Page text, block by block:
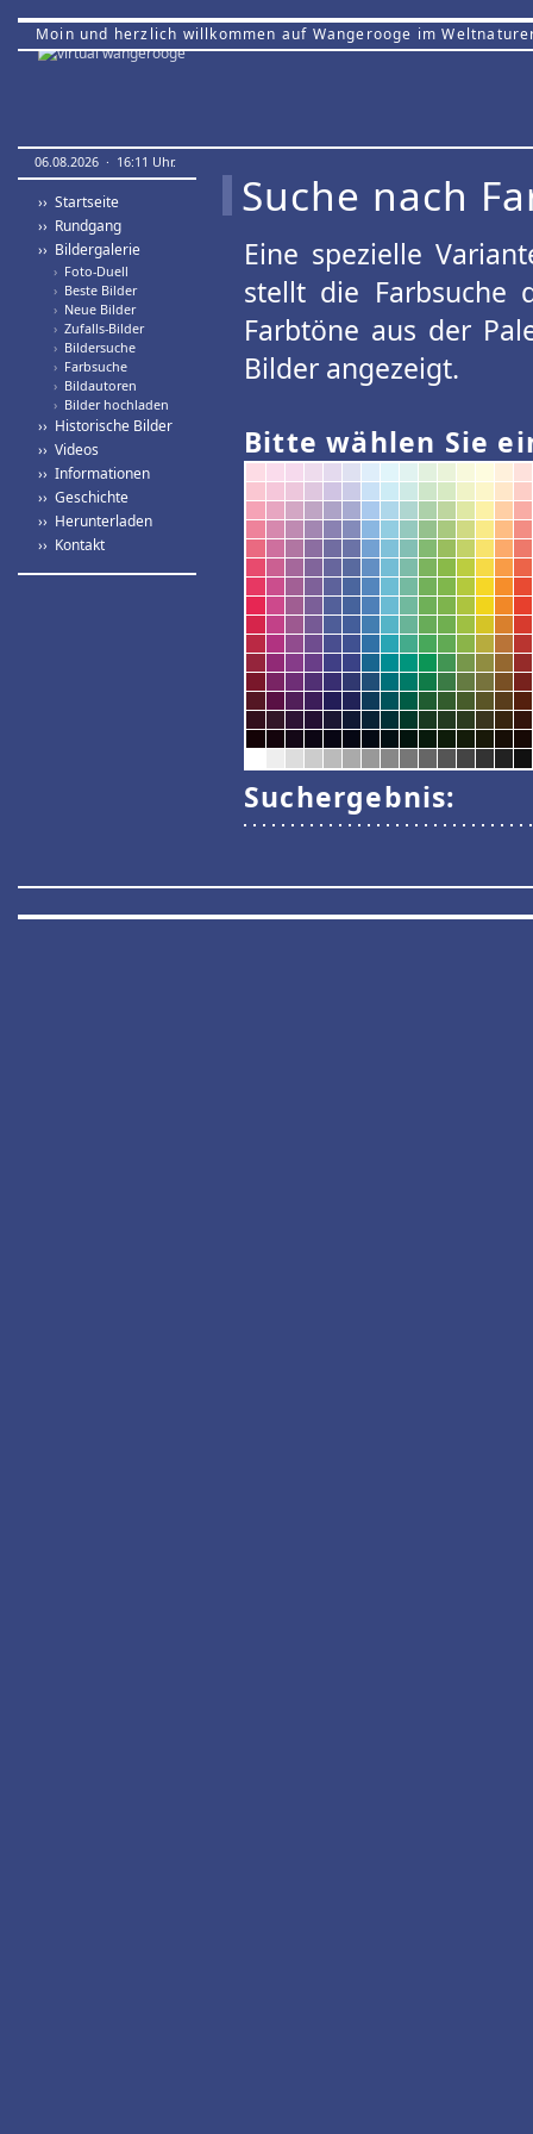
Moin und herzlich willkommen auf Wangerooge im
06.08.2026 · 16:11 Uhr.
›› Startseite
›› Rundgang
›› Bildergalerie
› Foto-Duell
› Beste Bilder
› Neue Bilder
› Zufalls-Bilder
› Bildersuche
› Farbsuche
› Bildautoren
› Bilder hochladen
›› Historische Bilder
›› Videos
›› Informationen
›› Geschichte
›› Herunterladen
›› Kontakt
Suche nach
Eine spezielle
stellt die Farbsuche
Farbtöne aus der
Bilder angezeigt.
Bitte wählen Sie
Suchergebnis: